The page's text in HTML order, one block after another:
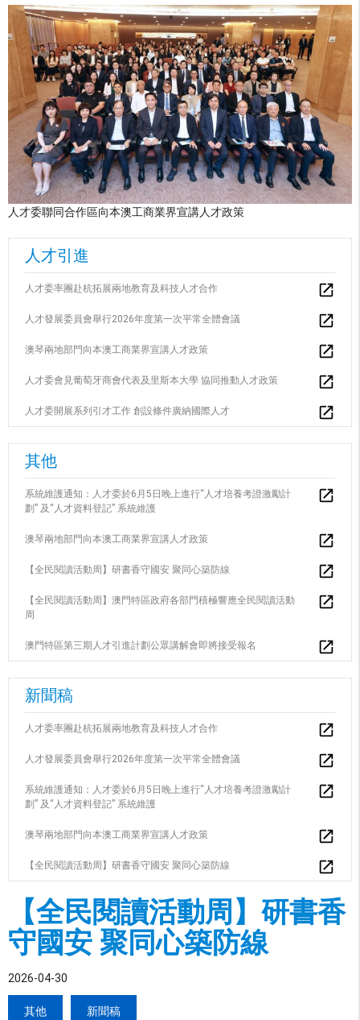
人才委聯同合作區向本澳工商業界宣講人才政策
人才引進
人才委率團赴杭拓展兩地教育及科技人才合作
人才發展委員會舉行2026年度第一次平常全體會議
澳琴兩地部門向本澳工商業界宣講人才政策
人才委會見葡萄牙商會代表及里斯本大學 協同推動人才政策
人才委開展系列引才工作 創設條件廣納國際人才
其他
系統維護通知：人才委於6月5日晚上進行“人才培養考證激勵計
劃” 及“人才資料登記” 系統維護
澳琴兩地部門向本澳工商業界宣講人才政策
【全民閱讀活動周】研書香守國安 聚同心築防線
【全民閱讀活動周】澳門特區政府各部門積極響應全民閱讀活動
周
澳門特區第三期人才引進計劃公眾講解會即將接受報名
新聞稿
人才委率團赴杭拓展兩地教育及科技人才合作
人才發展委員會舉行2026年度第一次平常全體會議
系統維護通知：人才委於6月5日晚上進行“人才培養考證激勵計
劃” 及“人才資料登記” 系統維護
澳琴兩地部門向本澳工商業界宣講人才政策
【全民閱讀活動周】研書香守國安 聚同心築防線
【全民閱讀活動周】研書香
守國安 聚同心築防線
2026-04-30
其他 新聞稿